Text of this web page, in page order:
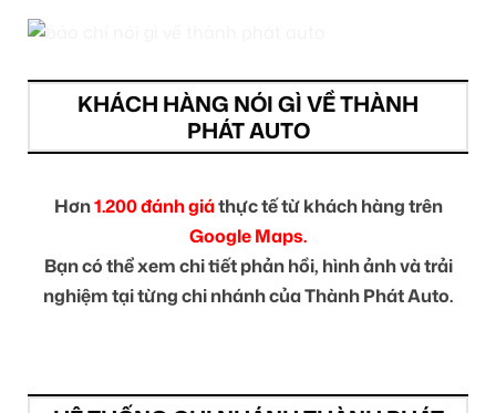
KHÁCH HÀNG NÓI GÌ VỀ THÀNH
PHÁT AUTO
Hơn1.200 đánh giáthực tế từ khách hàng trên
Google Maps.
Bạn có thể xem chi tiết phản hồi, hình ảnh và trải
nghiệm tại từng chi nhánh của Thành Phát Auto.